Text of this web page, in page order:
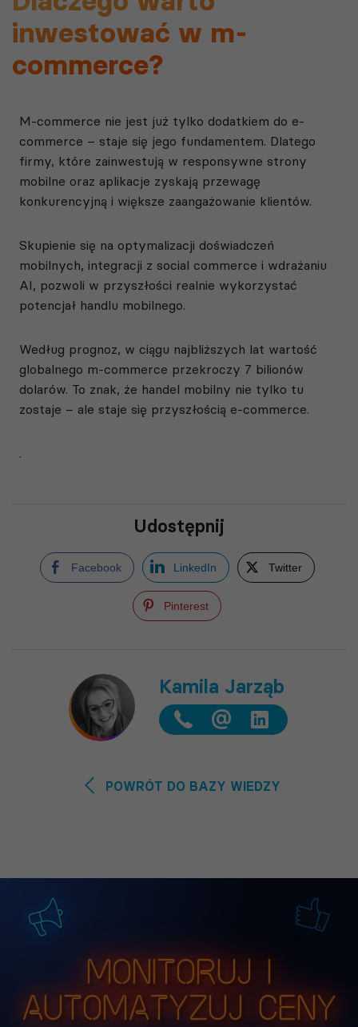
inwestować w m-
commerce?
M-commerce nie jest już tylko dodatkiem do e-
commerce – staje się jego fundamentem. Dlatego
firmy, które zainwestują w responsywne strony
mobilne oraz aplikacje zyskają przewagę
konkurencyjną i większe zaangażowanie klientów.
Skupienie się na optymalizacji doświadczeń
mobilnych, integracji z social commerce i wdrażaniu
AI, pozwoli w przyszłości realnie wykorzystać
potencjał handlu mobilnego.
Według prognoz, w ciągu najbliższych lat wartość
globalnego m-commerce przekroczy 7 bilionów
dolarów. To znak, że handel mobilny nie tylko tu
zostaje – ale staje się przyszłością e-commerce.
.
Udostępnij
Facebook LinkedIn Twitter
Pinterest
Kamila Jarząb
@
POWRÓT DO BAZY WIEDZY
Monitoruj i
automatyzuj ceny